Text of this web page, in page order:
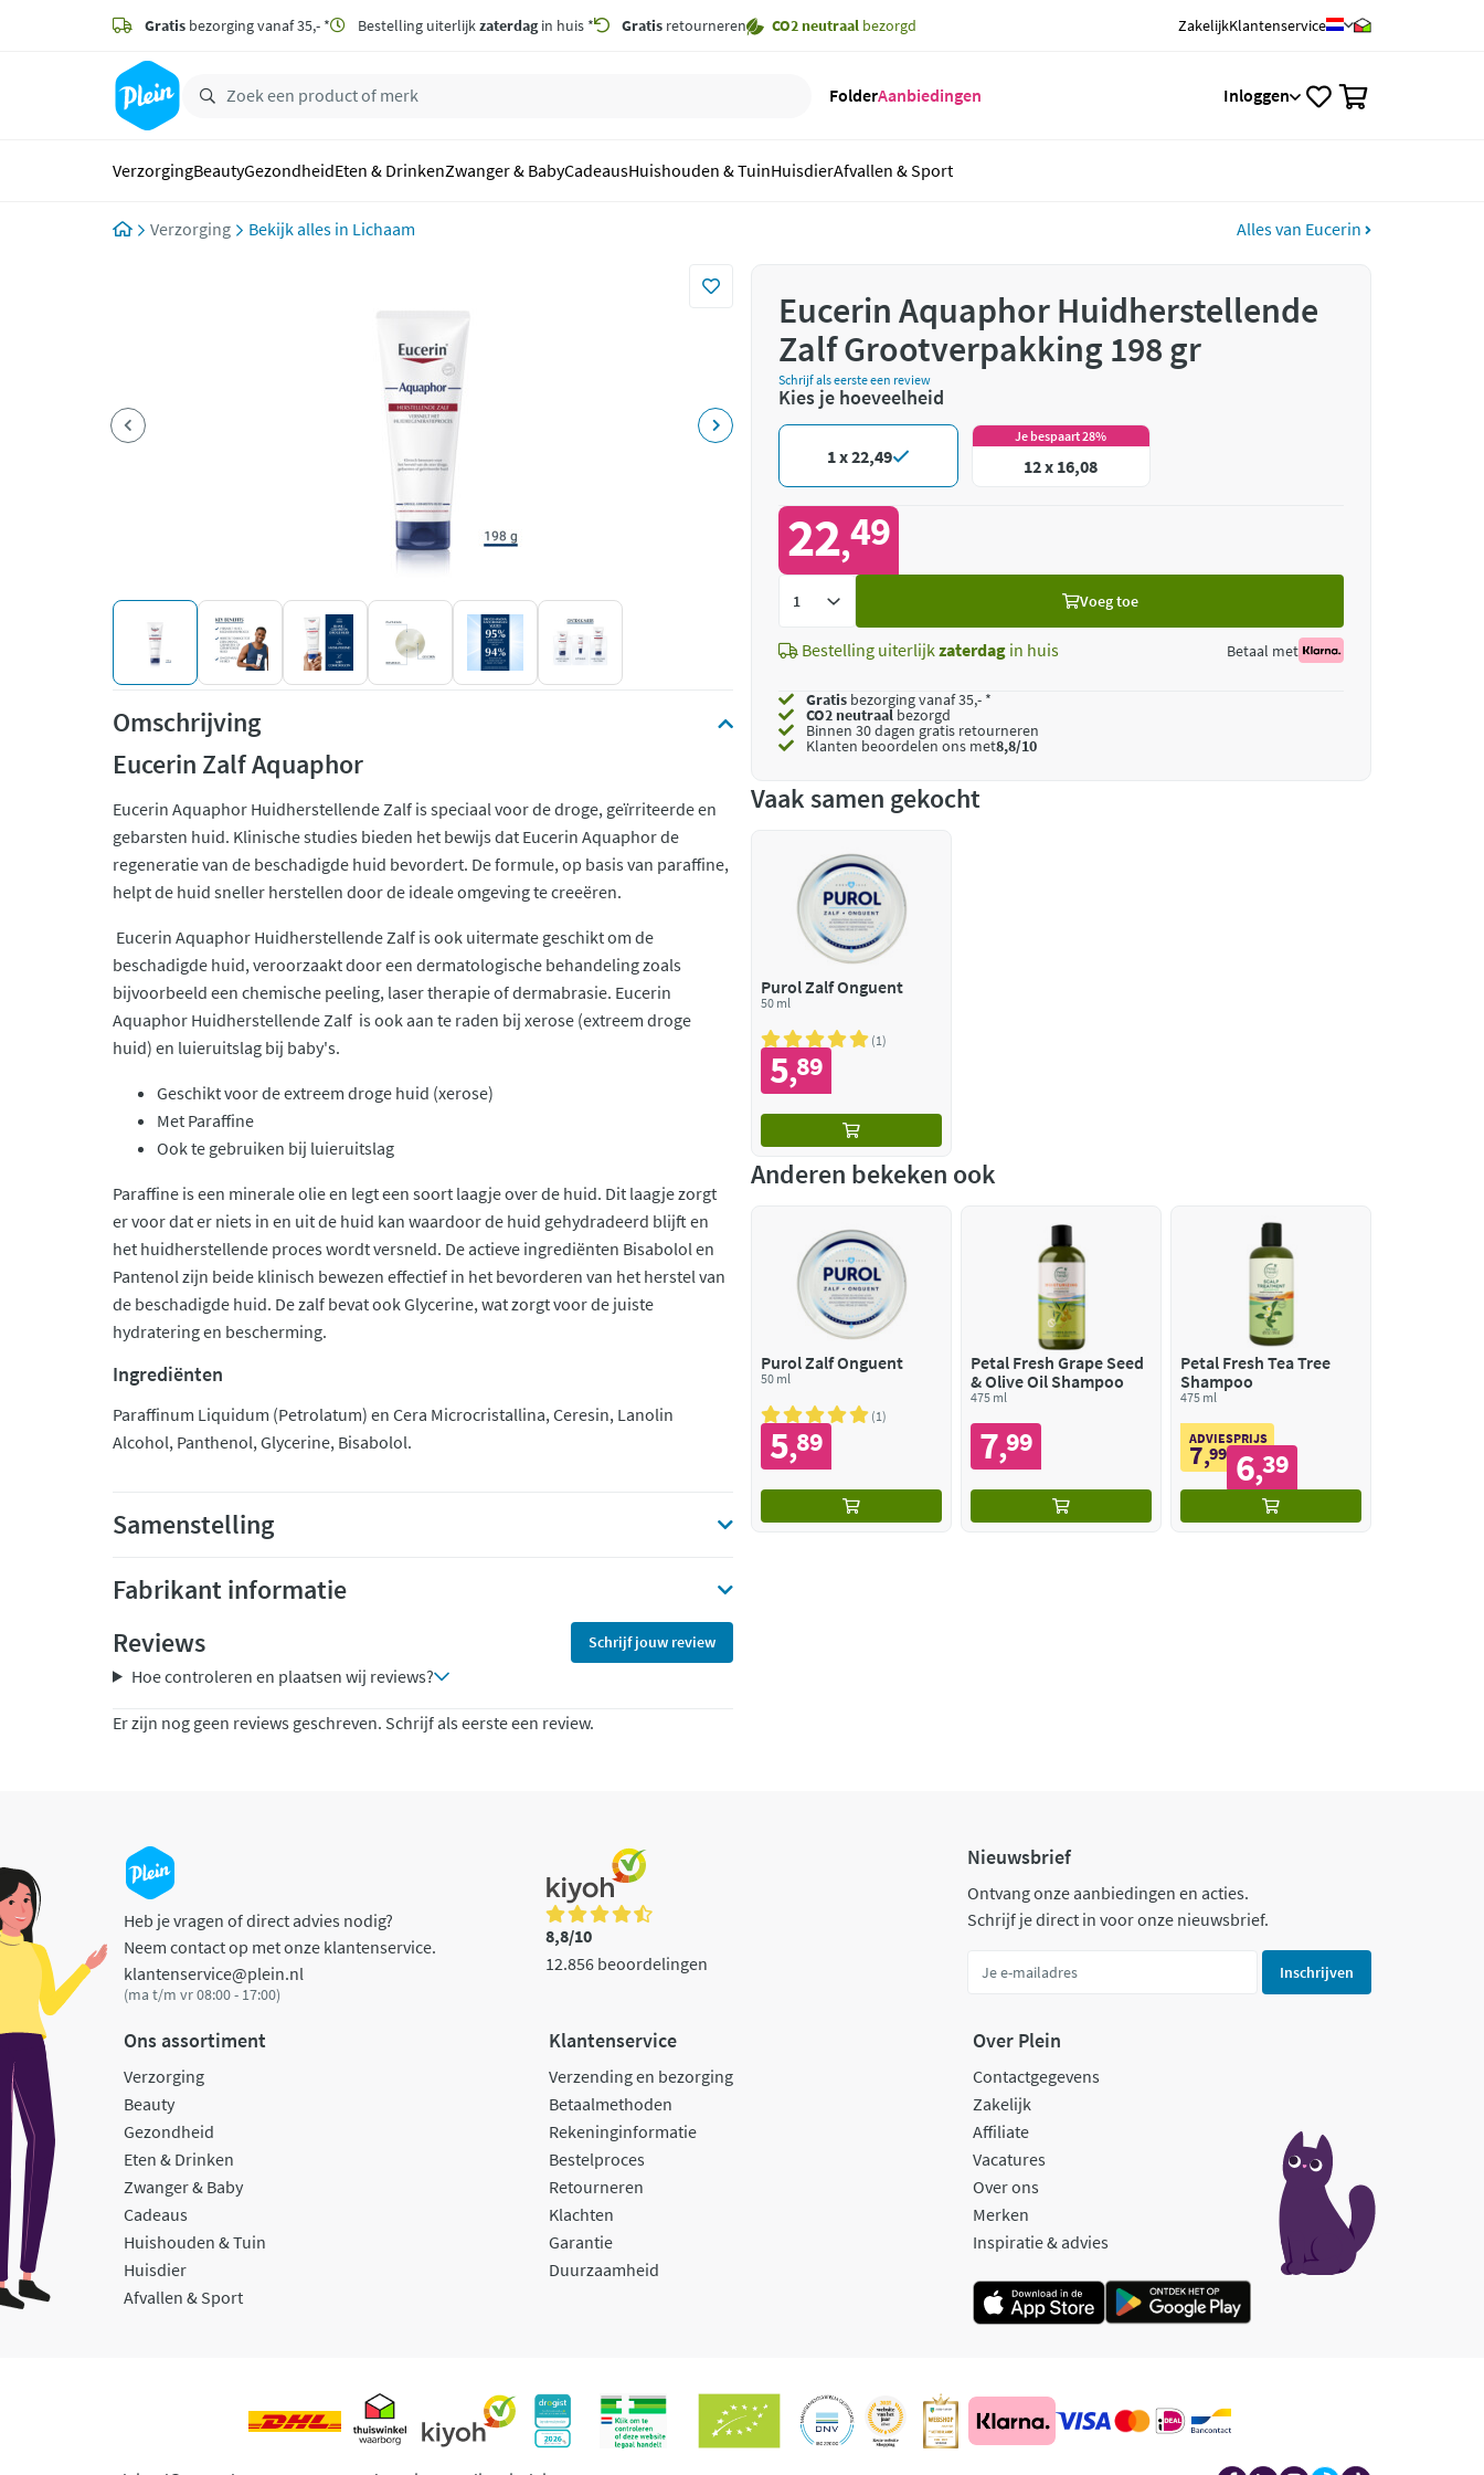
zoeken
hoofdinhoud
Gratis bezorging vanaf 35,- * Bestelling uiterlijkzaterdagin huis * Gratis retourneren CO2 neutraal bezorgd ZakelijkKlantenservice
FolderAanbiedingen Inloggen
VerzorgingBeautyGezondheidEten & DrinkenZwanger & BabyCadeausHuishouden & TuinHuisdierAfvallen & Sport
Verzorging Lichaam Alles van Eucerin
Omschrijving
Eucerin Zalf Aquaphor
Eucerin Aquaphor Huidherstellende Zalf is speciaal voor de droge, geïrriteerde en
gebarsten huid. Klinische studies bieden het bewijs dat Eucerin Aquaphor de
regeneratie van de beschadigde huid bevordert. De formule, op basis van paraffine,
helpt de huid sneller herstellen door de ideale omgeving te creeëren.
Eucerin Aquaphor Huidherstellende Zalf is ook uitermate geschikt om de
beschadigde huid, veroorzaakt door een dermatologische behandeling zoals
bijvoorbeeld een chemische peeling, laser therapie of dermabrasie. Eucerin
Aquaphor Huidherstellende Zalf is ook aan te raden bij xerose (extreem droge
huid) en luieruitslag bij baby's.
Geschikt voor de extreem droge huid (xerose)
Met Paraffine
Ook te gebruiken bij luieruitslag
Paraffine is een minerale olie en legt een soort laagje over de huid. Dit laagje zorgt
er voor dat er niets in en uit de huid kan waardoor de huid gehydradeerd blijft en
het huidherstellende proces wordt versneld. De actieve ingrediënten Bisabolol en
Pantenol zijn beide klinisch bewezen effectief in het bevorderen van het herstel van
de beschadigde huid. De zalf bevat ook Glycerine, wat zorgt voor de juiste
hydratering en bescherming.
Ingrediënten
Paraffinum Liquidum (Petrolatum) en Cera Microcristallina, Ceresin, Lanolin
Alcohol, Panthenol, Glycerine, Bisabolol.
Samenstelling
Fabrikant informatie
Reviews
Schrijf jouw review
Hoe controleren en plaatsen wij reviews?
Er zijn nog geen reviews geschreven. Schrijf als eerste een review.
Eucerin Aquaphor Huidherstellende
Zalf Grootverpakking 198 gr
Schrijf als eerste een review
Kies je hoeveelheid
1 x 22,49
Je bespaart 28%
12 x 16,08
22,49
Voeg toe
Bestelling uiterlijkzaterdag in huis Betaal met
Gratis bezorging vanaf 35,- *
CO2 neutraalbezorgd
Binnen 30 dagen gratis retourneren
Klanten beoordelen ons met8,8/10
Vaak samen gekocht
Purol Zalf Onguent
50 ml
1
5,89
Anderen bekeken ook
Purol Zalf Onguent
50 ml
1
5,89
Petal Fresh Grape Seed
& Olive Oil Shampoo
475 ml
7,99
Petal Fresh Tea Tree
Shampoo
475 ml
ADVIESPRIJS
7,99 6,39
Heb je vragen of direct advies nodig?
Neem contact op met onze klantenservice.
klantenservice@plein.nl
(ma t/m vr 08:00 - 17:00)
8,8/10
12.856 beoordelingen
Nieuwsbrief
Ontvang onze aanbiedingen en acties.
Schrijf je direct in voor onze nieuwsbrief.
Inschrijven
Ons assortiment
Verzorging
Beauty
Gezondheid
Eten & Drinken
Zwanger & Baby
Cadeaus
Huishouden & Tuin
Huisdier
Afvallen & Sport
Klantenservice
Verzending en bezorging
Betaalmethoden
Rekeninginformatie
Bestelproces
Retourneren
Klachten
Garantie
Duurzaamheid
Over Plein
Contactgegevens
Zakelijk
Affiliate
Vacatures
Over ons
Merken
Inspiratie & advies